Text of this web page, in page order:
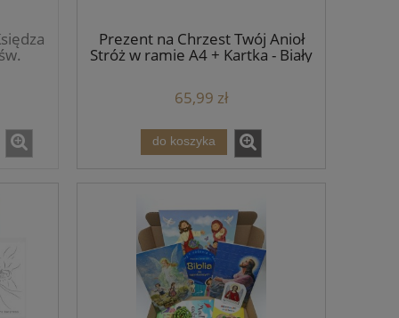
Prezent na Chrzest Twój Anioł
Stróż w ramie A4 + Kartka - Biały
65,99 zł
do koszyka